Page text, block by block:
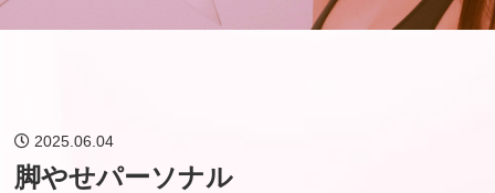
2025.06.04
脚やせパーソナル